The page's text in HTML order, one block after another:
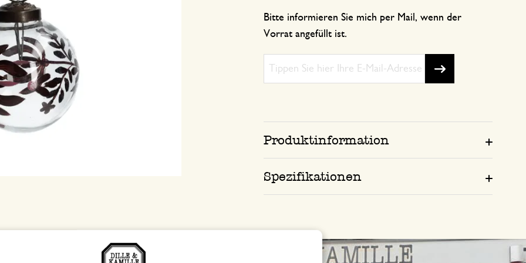
Bitte informieren Sie mich per Mail, wenn der
Vorrat angefüllt ist.
Produktinformation
Spezifikationen